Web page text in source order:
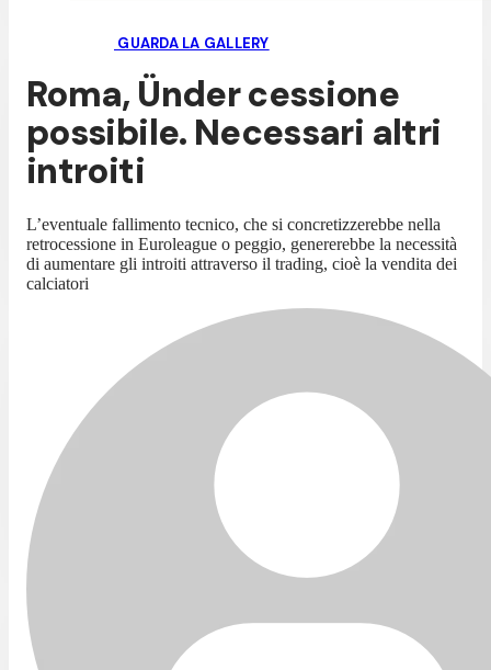
GUARDA LA GALLERY
Roma, Ünder cessione
possibile. Necessari altri
introiti
L’eventuale fallimento tecnico, che si concretizzerebbe nella
retrocessione in Euroleague o peggio, genererebbe la necessità
di aumentare gli introiti attraverso il trading, cioè la vendita dei
calciatori